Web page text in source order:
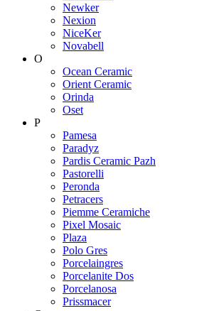
Newker
Nexion
NiceKer
Novabell
O
Ocean Ceramic
Orient Ceramic
Orinda
Oset
P
Pamesa
Paradyz
Pardis Ceramic Pazh
Pastorelli
Peronda
Petracers
Piemme Ceramiche
Pixel Mosaic
Plaza
Polo Gres
Porcelaingres
Porcelanite Dos
Porcelanosa
Prissmacer